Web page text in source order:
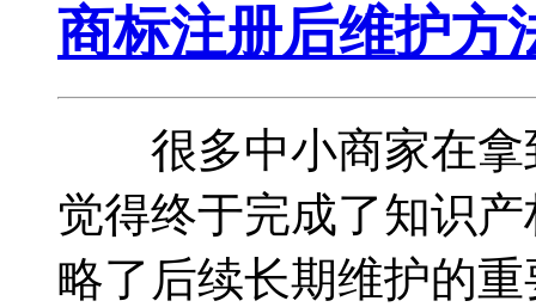
商标注册后维护方
很多中小商家在拿
觉得终于完成了知识
略了后续长期维护的